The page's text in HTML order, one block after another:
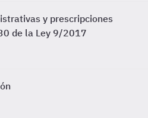
y prescripciones
de la Ley 9/2017